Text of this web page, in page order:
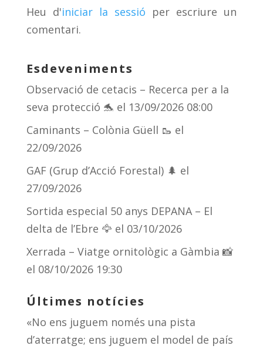
ix
Heu d'iniciar la sessió per escriure un
comentari.
Esdeveniments
Observació de cetacis – Recerca per a la
seva protecció 🐬 el 13/09/2026 08:00
Caminants – Colònia Güell 🥾 el
22/09/2026
GAF (Grup d’Acció Forestal) 🌲 el
27/09/2026
Sortida especial 50 anys DEPANA – El
delta de l’Ebre 🦅 el 03/10/2026
Xerrada – Viatge ornitològic a Gàmbia 📸
el 08/10/2026 19:30
Últimes notícies
«No ens juguem només una pista
d’aterratge; ens juguem el model de país